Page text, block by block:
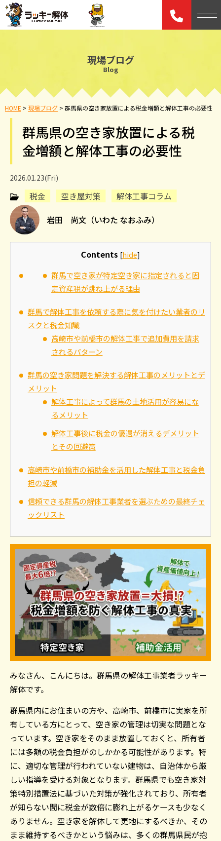
現場ブログ
Blog
HOME > 現場ブログ > 群馬県の空き家放置による税金増額と解体工事の必要性
群馬県の空き家放置による税
金増額と解体工事の必要性
2026.01.23(Fri)
税金 空き屋対策
解体工事コラム
岩田 尚文（いわた なおふみ）
Contents [hide]
群馬で空き家が特定空き家に指定されると固
定資産税が跳ね上がる理由
群馬で解体工事を依頼する際に気を付けたい業者のリ
スクと税金知識
高崎市や前橋市の解体工事で追加費用を請求
されるパターン
群馬の空き家問題を解決する解体工事のメリットとデ
メリット
解体工事によって群馬の土地活用が容易にな
るメリット
解体工事後に税金の優遇が消えるデメリット
とその回避策
高崎市や前橋市の補助金を活用した解体工事と税金負
担の軽減
信頼できる群馬の解体工事業者を選ぶための最終チェ
ックリスト
みなさん、こんにちは。群馬県の解体工事業者ラッキー
解体です。
群馬県内にお住まいの方や、高崎市、前橋市に実家を所
有している方にとって、空き家の管理は切実な問題とな
っています。空き家をそのまま放置しておくと、所有者
には多額の税金負担がのしかかる可能性があります。特
に、適切な管理が行われていない建物は、自治体から厳
しい指導を受ける対象となります。群馬県でも空き家対
策特別措置法に基づいた対策が強化されており、所有者
が知らない間に税金が数倍に膨れ上がるケースも少なく
ありません。空き家を解体して更地にするべきか、その
まま維持するべきかという悩みは、多くの群馬県民が抱